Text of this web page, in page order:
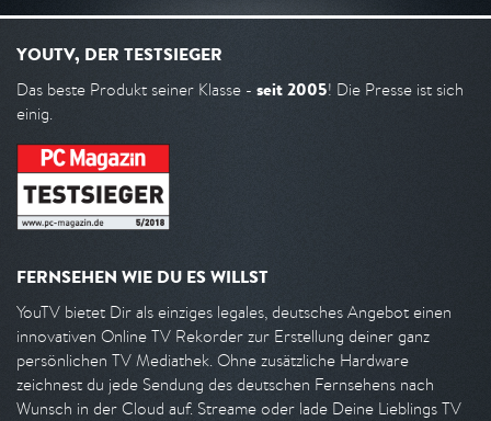
YOUTV, DER TESTSIEGER
Das beste Produkt seiner Klasse - seit 2005! Die Presse ist sich
einig.
FERNSEHEN WIE DU ES WILLST
YouTV bietet Dir als einziges legales, deutsches Angebot einen
innovativen Online TV Rekorder zur Erstellung deiner ganz
persönlichen TV Mediathek. Ohne zusätzliche Hardware
zeichnest du jede Sendung des deutschen Fernsehens nach
Wunsch in der Cloud auf. Streame oder lade Deine Lieblings TV